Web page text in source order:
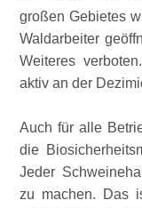
großen Gebietes
Waldarbeiter
Weiteres
aktiv an der
Auch für alle
die
Jeder
zu machen. Das